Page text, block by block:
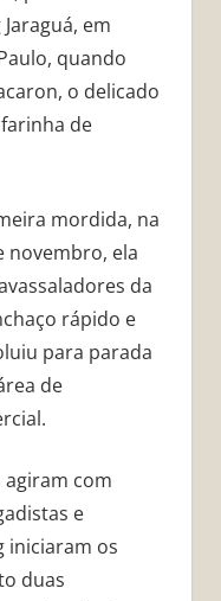
em
quando
o delicado
de
mordida, na
novembro, ela
da
rápido e
para parada
de
com
e
iniciaram os
duas